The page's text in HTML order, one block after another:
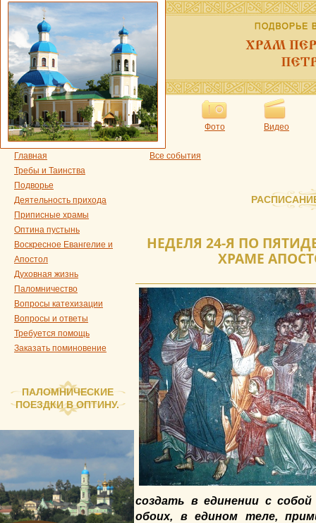
Фото Видео
Главная
Требы и Таинства
Подворье
Деятельность прихода
Приписные храмы
Оптина пустынь
Воскресное Евангелие и
Апостол
Духовная жизнь
Паломничество
Вопросы катехизации
Вопросы и ответы
Требуется помощь
Заказать поминовение
ПАЛОМНИЧЕСКИЕ
ПОЕЗДКИ В ОПТИНУ.
Все события
НЕДЕЛЯ 24-Я ПО
ХРАМЕ
создать в единении с
обоих, в едином теле,